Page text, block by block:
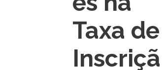
Taxa de
Inscriçã